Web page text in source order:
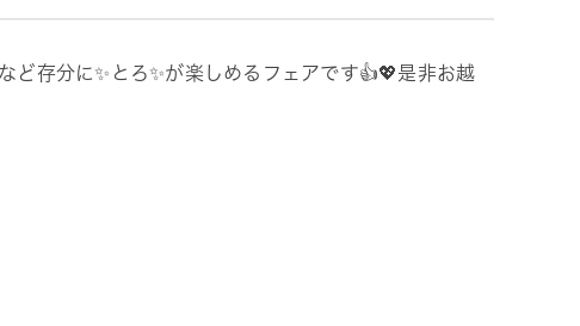
ど存分に✨とろ✨が楽しめるフェアです👍💖是非お越